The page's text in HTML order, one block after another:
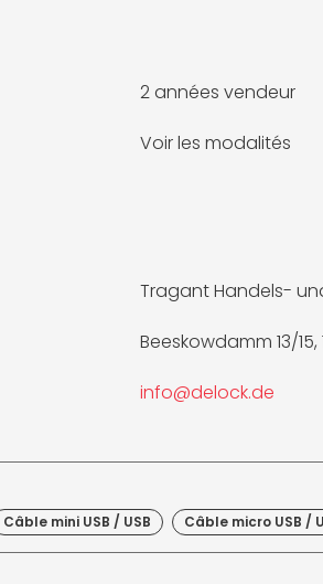
2 années vendeur
Voir les modalités
Tragant Handels-
Beeskowdamm 13/15,
info@delock.de
Câble mini USB / USB Câble micro USB /